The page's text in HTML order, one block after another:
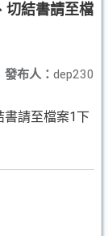
切結書請至檔
發布人： dep230
書請至檔案1下